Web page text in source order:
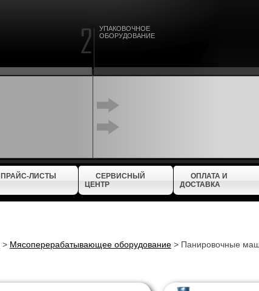
УПАКОВОЧНОЕ
ОБОРУДОВАНИЕ
ПРАЙС-ЛИСТЫ
СЕРВИСНЫЙ
ЦЕНТР
ОПЛАТА И
ДОСТАВКА
> Мясоперерабатывающее оборудование > Панировочные